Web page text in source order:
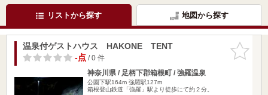
リストから探す 地図から探す
お気に入
りに追加
温泉付ゲストハウス HAKONE TENT
-点/ 0 件
神奈川県 / 足柄下郡箱根町 / 強羅温泉
公園下駅164m 強羅駅127m
箱根登山鉄道「強羅」駅より徒歩にて約２分。